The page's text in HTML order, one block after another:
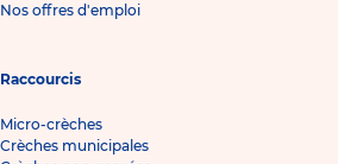
Nos offres d'emploi
Raccourcis
Micro-crèches
Crèches municipales